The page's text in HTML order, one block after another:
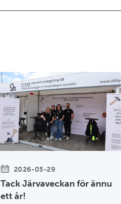
2026-05-29
Tack Järvaveckan för ännu
ett år!